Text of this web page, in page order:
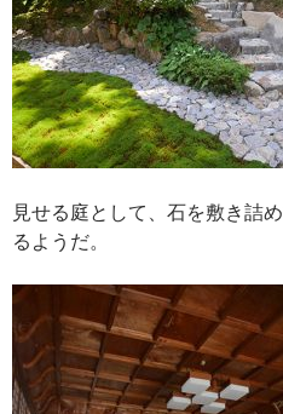
見せる庭として、石を敷き詰
るようだ。